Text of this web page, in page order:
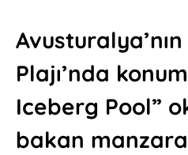
Plajı’nda
Iceberg Pool”
bakan